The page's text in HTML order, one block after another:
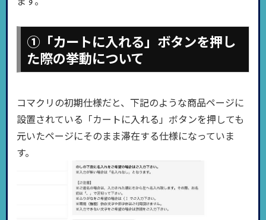
①「カートに入れる」ボタンを押し
た際の挙動について
コマクリの初期仕様だと、下記のような商品ページに
設置されている「カートに入れる」ボタンを押しても
元いたページにそのまま滞在する仕様になっていま
す。